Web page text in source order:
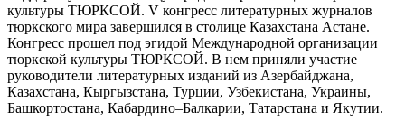
культуры ТЮРКСОЙ. V конгресс литературных журналов
тюркского мира завершился в столице Казахстана Астане.
Конгресс прошел под эгидой Международной организации
тюркской культуры ТЮРКСОЙ. В нем приняли участие
руководители литературных изданий из Азербайджана,
Казахстана, Кыргызстана, Турции, Узбекистана, Украины,
Башкортостана, Кабардино–Балкарии, Татарстана и Якутии.